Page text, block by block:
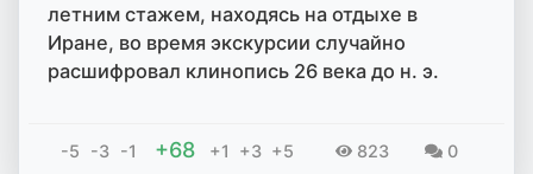
летним стажем, находясь на отдыхе в
Иране, во время экскурсии случайно
расшифровал клинопись 26 века до н. э.
-5 -3 -1 +68 +1 +3 +5 823 0